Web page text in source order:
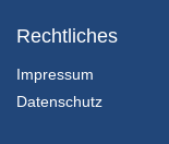
Rechtliches
Impressum
Datenschutz